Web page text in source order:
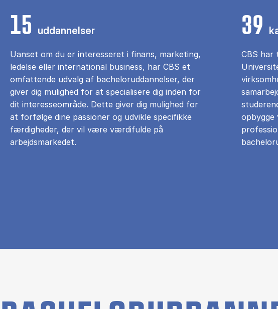
15 uddannelser
Uanset om du er interesseret i finans, marketing,
ledelse eller international business, har CBS et
omfattende udvalg af bacheloruddannelser, der
giver dig mulighed for at specialisere dig inden for
dit interesseområde. Dette giver dig mulighed for
at forfølge dine passioner og udvikle specifikke
færdigheder, der vil være værdifulde på
arbejdsmarkedet.
39
CBS